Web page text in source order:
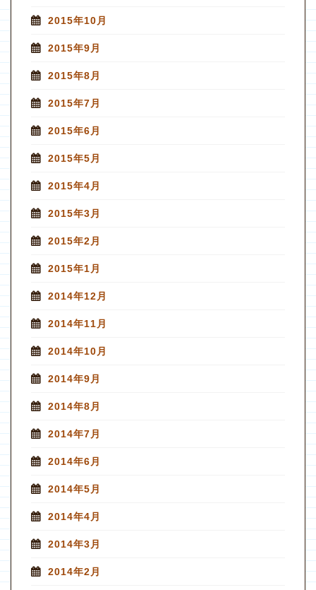
2015年10月
2015年9月
2015年8月
2015年7月
2015年6月
2015年5月
2015年4月
2015年3月
2015年2月
2015年1月
2014年12月
2014年11月
2014年10月
2014年9月
2014年8月
2014年7月
2014年6月
2014年5月
2014年4月
2014年3月
2014年2月